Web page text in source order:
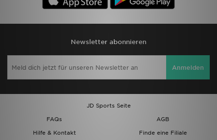
Newsletter abonnieren
Anmelden
JD Sports Seite
FAQs
AGB
Hilfe & Kontakt
Finde eine Filiale
Meine Nachrichten
Bestellverfolgung